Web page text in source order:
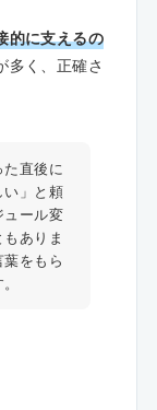
的に支えるの
多く、正確さ
直後に
い」と頼
ュール変
ありま
をもら